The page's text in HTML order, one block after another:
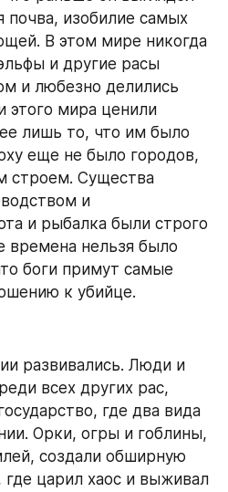
почва, изобилие самых
В этом мире никогда
и другие расы
и любезно делились
этого мира ценили
лишь то, что им было
еще не было городов,
строем. Существа
и
и рыбалка были строго
времена нельзя было
боги примут самые
к убийце.
развивались. Люди и
всех других рас,
где два вида
Орки, огры и гоблины,
создали обширную
царил хаос и выживал